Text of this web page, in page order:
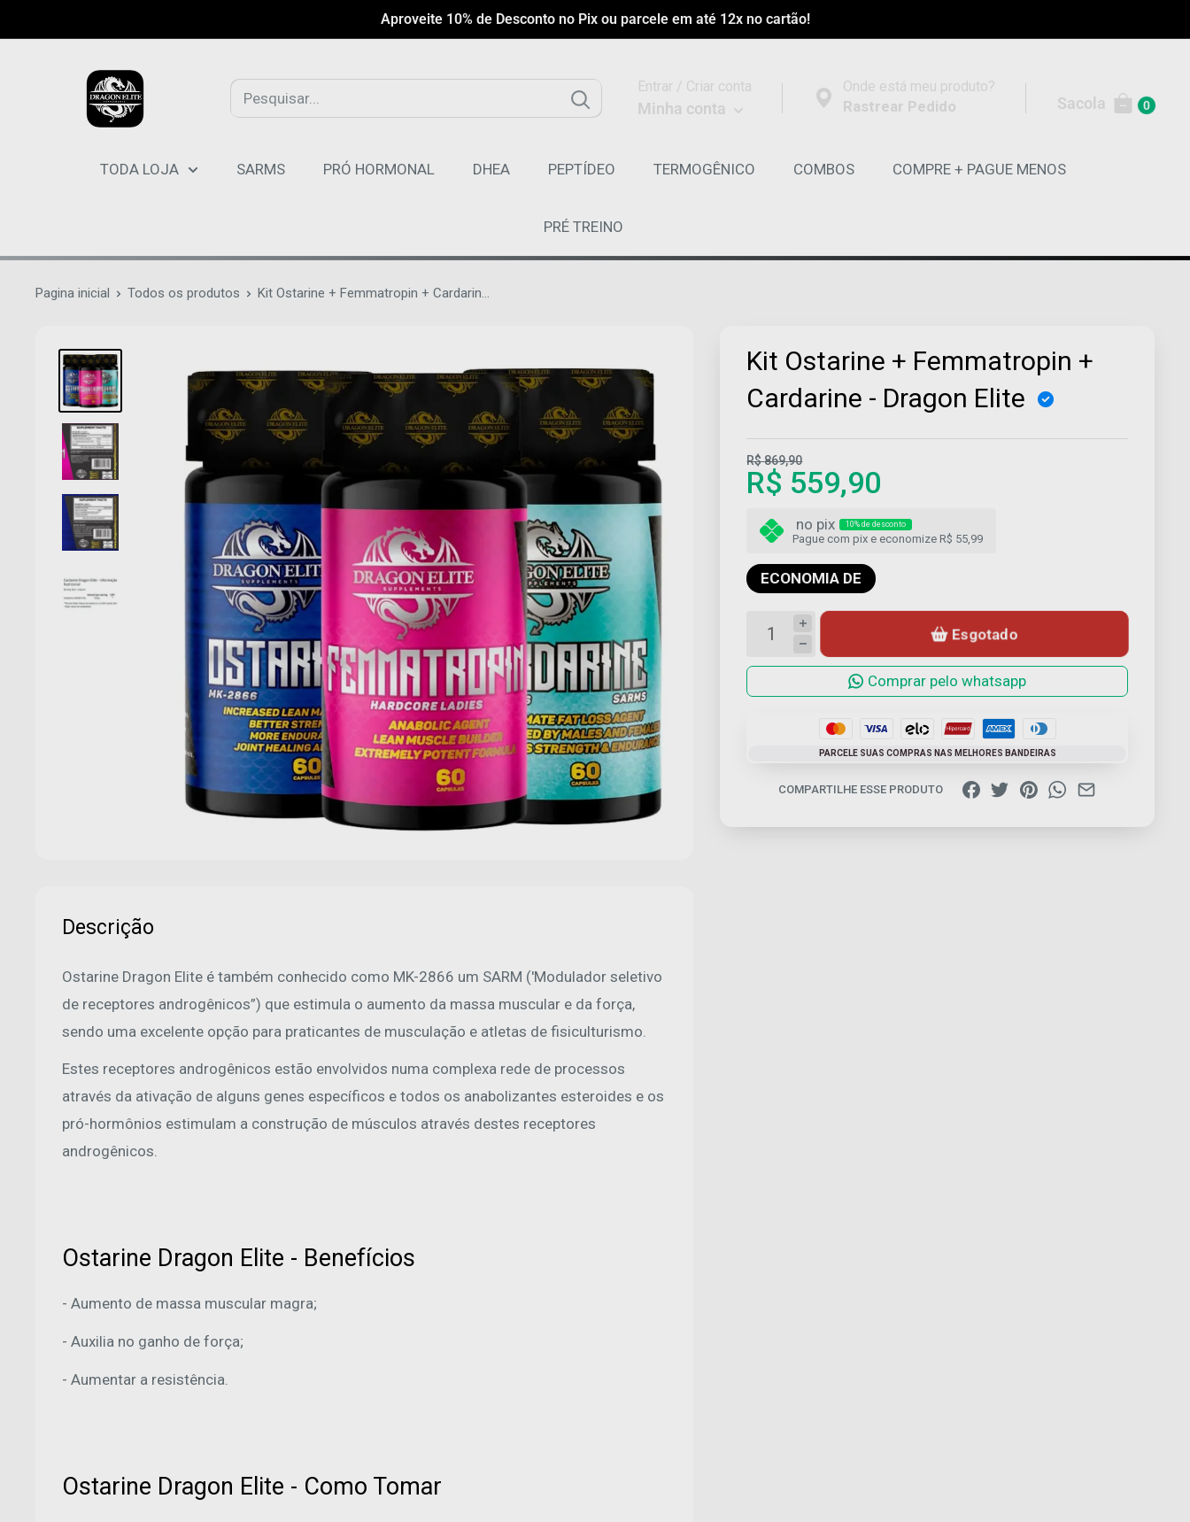
Aproveite 10% de Desconto no Pix ou parcele em até 12x no cartão!
Entrar / Criar conta
Minha conta
Onde está meu produto?
Rastrear Pedido Sacola 0
TODA LOJA SARMS PRÓ HORMONAL DHEA PEPTÍDEO TERMOGÊNICO COMBOS COMPRE + PAGUE MENOS
PRÉ TREINO
Pagina inicial Todos os produtos Kit Ostarine + Femmatropin + Cardarin...
Kit Ostarine + Femmatropin +
Cardarine - Dragon Elite
R$ 869,90
R$ 559,90
no pix 10% de desconto
Pague com pix e economize R$ 55,99
ECONOMIA DE
Esgotado
Comprar pelo whatsapp
PARCELE SUAS COMPRAS NAS MELHORES BANDEIRAS
COMPARTILHE ESSE PRODUTO
Descrição
Ostarine Dragon Elite é também conhecido como MK-2866 um SARM ('Modulador seletivo
de receptores androgênicos”) que estimula o aumento da massa muscular e da força,
sendo uma excelente opção para praticantes de musculação e atletas de fisiculturismo.
Estes receptores androgênicos estão envolvidos numa complexa rede de processos
através da ativação de alguns genes específicos e todos os anabolizantes esteroides e os
pró-hormônios estimulam a construção de músculos através destes receptores
androgênicos.
Ostarine Dragon Elite - Benefícios
- Aumento de massa muscular magra;
- Auxilia no ganho de força;
- Aumentar a resistência.
Ostarine Dragon Elite - Como Tomar